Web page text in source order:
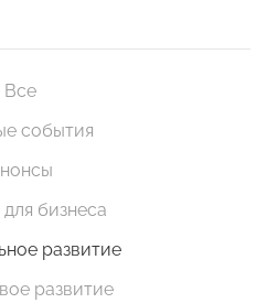
Все
события
бизнеса
развитие
развитие